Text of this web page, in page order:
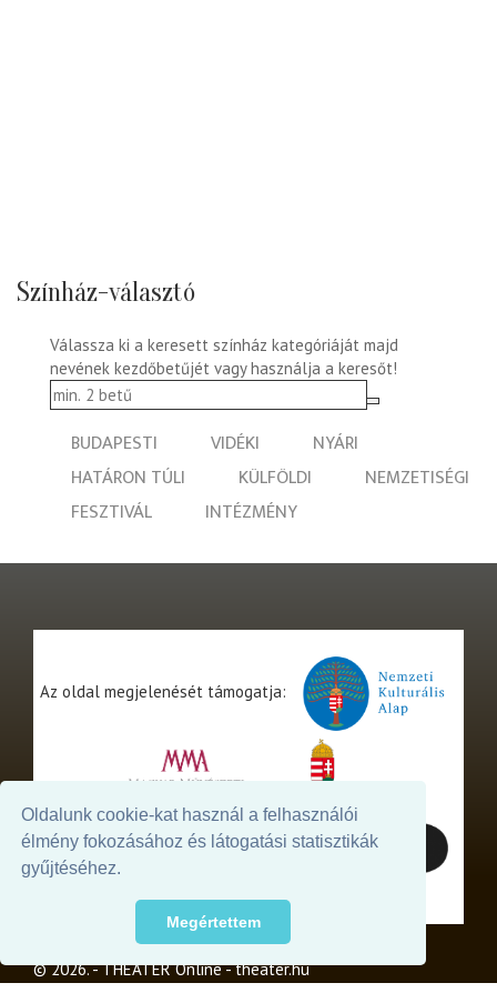
Oldalunk cookie-kat használ a felhasználói
élmény fokozásához és látogatási statisztikák
gyűjtéséhez.
Megértettem
Színház-választó
Válassza ki a keresett színház kategóriáját majd
nevének kezdőbetűjét vagy használja a keresőt!
BUDAPESTI VIDÉKI
NYÁRI
HATÁRON TÚLI
KÜLFÖLDI
NEMZETISÉGI
FESZTIVÁL
INTÉZMÉNY
Az oldal megjelenését támogatja:
© 2026. - THEATER Online -theater.hu